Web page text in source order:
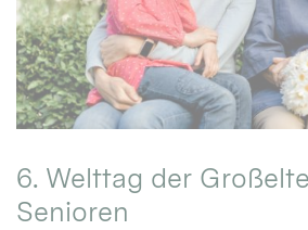
6. Welttag der
Senioren